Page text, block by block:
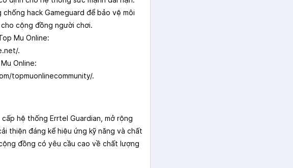
hack Gameguard để bảo vệ môi
cộng đồng người chơi.
Mu Online:
.
Online:
topmuonlinecommunity/.
hệ thống Errtel Guardian, mở rộng
thiện đáng kể hiệu ứng kỹ năng và chất
đồng có yêu cầu cao về chất lượng